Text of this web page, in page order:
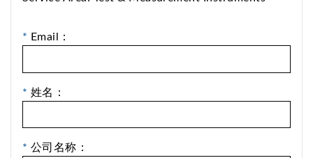
* Email：
* 姓名：
* 公司名称：